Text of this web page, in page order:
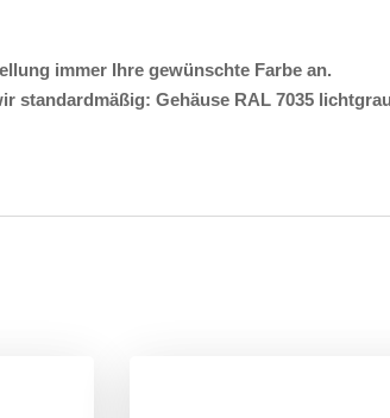
immer Ihre gewünschte Farbe an.
standardmäßig: Gehäuse RAL 7035